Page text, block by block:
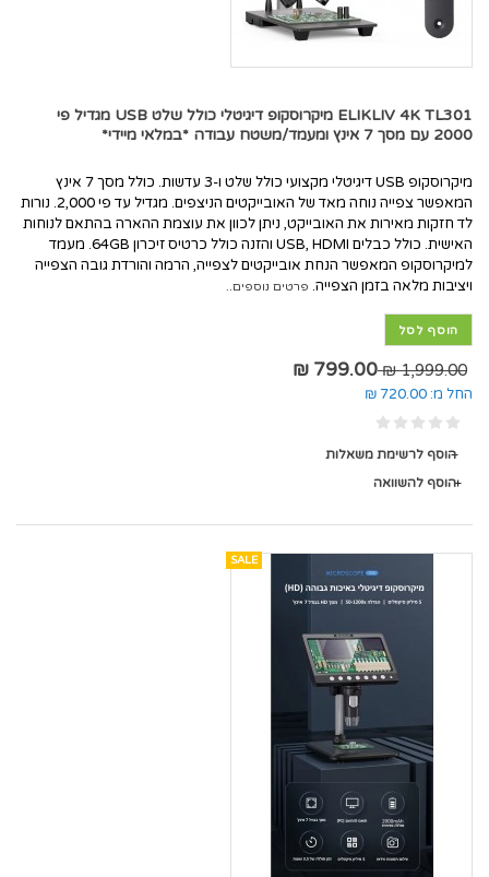
ELIKLIV 4K TL301 מיקרוסקופ דיגיטלי כולל שלט USB מגדיל פי
2000 עם מסך 7 אינץ ומעמד/משטח עבודה *במלאי מיידי*
מיקרוסקופ USB דיגיטלי מקצועי כולל שלט ו-3 עדשות. כולל מסך 7 אינץ
המאפשר צפייה נוחה מאד של האובייקטים הניצפים. מגדיל עד פי 2,000. נורות
לד חזקות מאירות את האובייקט, ניתן לכוון את עוצמת ההארה בהתאם לנוחות
האישית. כולל כבלים USB, HDMI והזנה כולל כרטיס זיכרון 64GB. מעמד
למיקרוסקופ המאפשר הנחת אובייקטים לצפייה, הרמה והורדת גובה הצפייה
ויציבות מלאה בזמן הצפייה. פרטים נוספים..
הוסף לסל
1,999.00 ₪
799.00 ₪
החל מ: 720.00 ₪
הוסף לרשימת משאלות
הוסף להשוואה
SALE